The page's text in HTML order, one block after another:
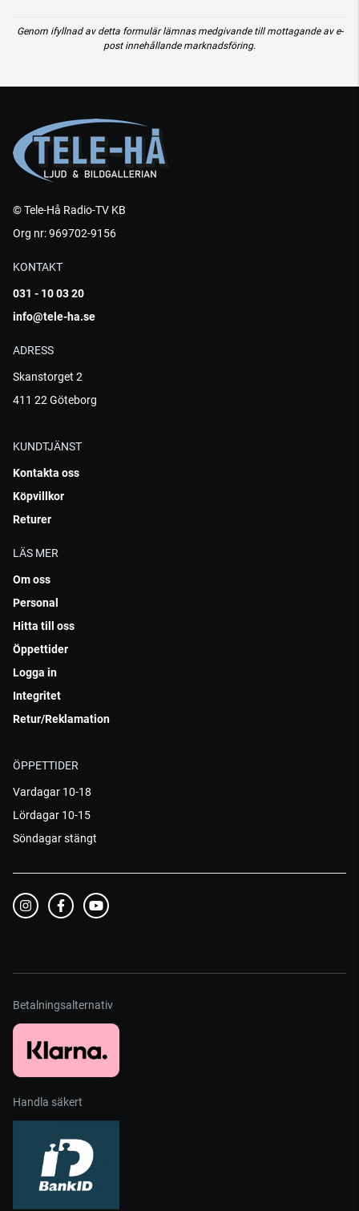
Genom ifyllnad av detta formulär lämnas medgivande till mottagande av e-
post innehållande marknadsföring.
© Tele-Hå Radio-TV KB
Org nr: 969702-9156
KONTAKT
031 - 10 03 20
info@tele-ha.se
ADRESS
Skanstorget 2
411 22 Göteborg
KUNDTJÄNST
Kontakta oss
Köpvillkor
Returer
LÄS MER
Om oss
Personal
Hitta till oss
Öppettider
Logga in
Integritet
Retur/Reklamation
ÖPPETTIDER
Vardagar 10-18
Lördagar 10-15
Söndagar stängt
Betalningsalternativ
Handla säkert